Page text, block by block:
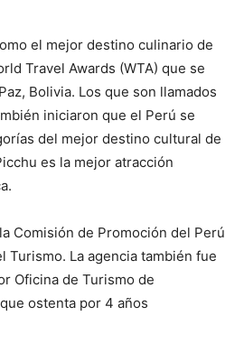
el mejor destino culinario de
Travel Awards (WTA) que se
Bolivia. Los que son llamados
iniciaron que el Perú se
del mejor destino cultural de
es la mejor atracción
Comisión de Promoción del Perú
Turismo. La agencia también fue
Oficina de Turismo de
ostenta por 4 años